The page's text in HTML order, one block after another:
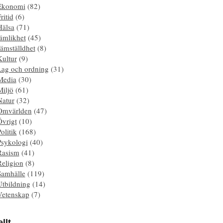
(82)
(6)
(71)
(45)
(8)
(9)
och ordning (31)
(30)
(61)
(32)
(47)
(10)
(168)
(40)
(41)
(8)
(119)
(14)
(7)